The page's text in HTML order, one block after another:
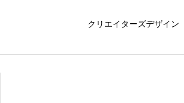
クリエイターズデザイン